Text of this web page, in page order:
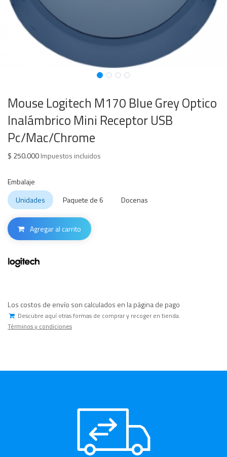
Mouse Logitech M170 Blue Grey Optico
Inalámbrico Mini Receptor USB
Pc/Mac/Chrome
$ 250.000Impuestos incluidos
Embalaje
Unidades
Paquete de 6 Docenas
Agregar al carrito
Los costos de envío son calculados en la página de pago
Descubre aquí otras formas de comprar y recoger en tienda.
Términos y condiciones